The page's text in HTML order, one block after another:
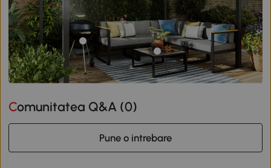
Comunitatea Q&A (0)
Pune o intrebare